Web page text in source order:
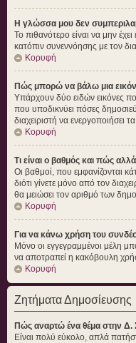
Η γλώσσα μου δεν
Το πιθανότερο είναι να μην
κατόπιν συνεννόησης με τον
Κορυφή
Πώς μπορώ να βάλω μια
Υπάρχουν δύο ειδών εικόνες
που υποδικνύει πόσες
διαχειριστή να ενεργοποιήσει
Κορυφή
Τι είναι ο βαθμός και πώς
Οι βαθμοί, που εμφανίζονται
διότι γίνετε μόνο από τον
θα μειώσει τον αριθμό των
Κορυφή
Για να κάνω χρήση του
Μόνο οι εγγεγραμμένοι μέλη
να αποτραπεί η κακόβουλη
Κορυφή
Ζητήματα Δημοσίευσης
Πώς αναρτώ ένα θέμα στην Δ.
Είναι πολύ εύκολο, απλά